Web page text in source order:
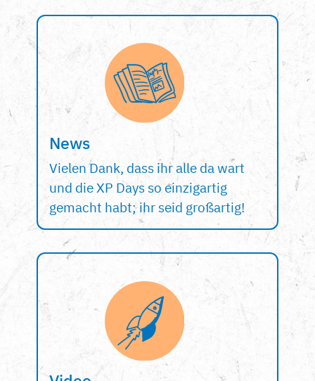
News
Vielen Dank, dass ihr alle da wart
und die XP Days so einzigartig
gemacht habt; ihr seid großartig!